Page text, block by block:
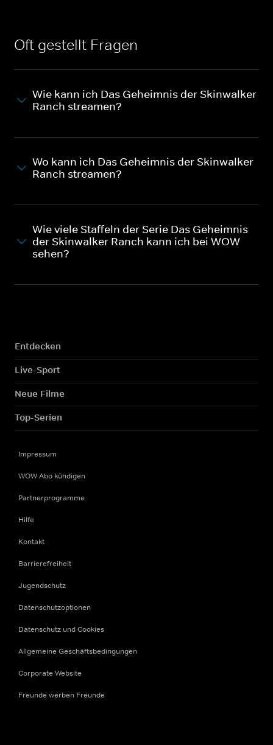
Oft gestellt Fragen
Wie kann ich Das Geheimnis der Skinwalker
Ranch streamen?
Wo kann ich Das Geheimnis der Skinwalker
Ranch streamen?
Wie viele Staffeln der Serie Das Geheimnis
der Skinwalker Ranch kann ich bei WOW
sehen?
Entdecken
Live-Sport
Neue Filme
Top-Serien
Impressum
WOW Abo kündigen
Partnerprogramme
Hilfe
Kontakt
Barrierefreiheit
Jugendschutz
Datenschutzoptionen
Datenschutz und Cookies
Allgemeine Geschäftsbedingungen
Corporate Website
Freunde werben Freunde